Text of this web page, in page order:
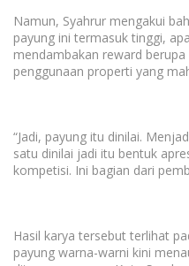
Namun, Syahrur mengakui
payung ini termasuk tinggi,
mendambakan reward berupa
penggunaan properti yang
“Jadi, payung itu dinilai.
satu dinilai jadi itu bentuk
kompetisi. Ini bagian dari
Hasil karya tersebut terlihat
payung warna-warni kini